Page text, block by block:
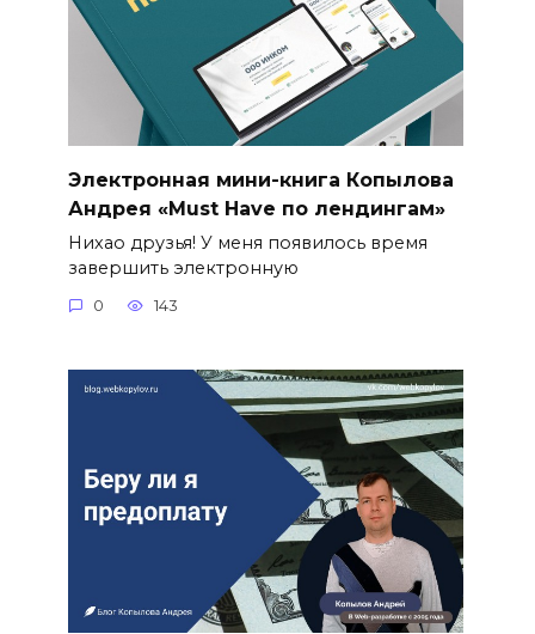
Электронная мини-книга Копылова
Андрея «Must Have по лендингам»
Нихао друзья! У меня появилось время
завершить электронную
0 143